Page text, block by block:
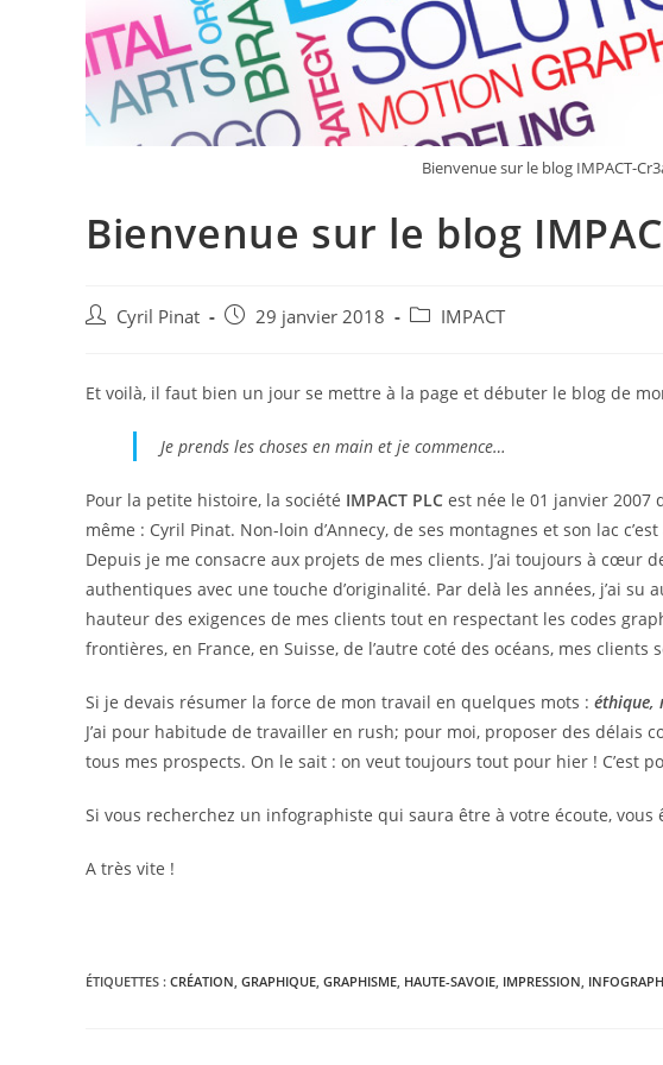
Bienvenue sur le blog IMPACT-
Bienvenue sur le blog
Auteur/autrice
publication :
Cyril Pinat
Publication
29 janvier 2018
Post IMPACT
Et voilà, il faut bien un jour se mettre à la page et débuter le blog de
Je prends les choses en main et je commence…
Pour la petite histoire, la société IMPACT PLC est née le 01 janvier 2007
même : Cyril Pinat. Non-loin d’Annecy, de ses montagnes et son lac
Depuis je me consacre aux projets de mes clients. J’ai toujours à cœur
authentiques avec une touche d’originalité. Par delà les années, j’ai su
hauteur des exigences de mes clients tout en respectant les codes
frontières, en France, en Suisse, de l’autre coté des océans, mes clients
Si je devais résumer la force de mon travail en quelques mots : éthique,
J’ai pour habitude de travailler en rush; pour moi, proposer des délais
tous mes prospects. On le sait : on veut toujours tout pour hier ! C’est
Si vous recherchez un infographiste qui saura être à votre écoute, vous
A très vite !
ÉTIQUETTES : CRÉATION GRAPHIQUE GRAPHISME HAUTE-SAVOIE IMPRESSION